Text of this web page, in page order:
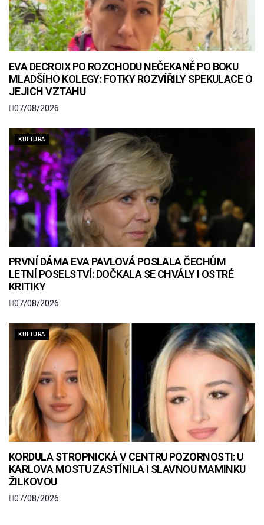
EVA DECROIX PO ROZCHODU NEČEKANĚ PO BOKU
MLADŠÍHO KOLEGY: FOTKY ROZVÍŘILY SPEKULACE O
JEJICH VZTAHU
07/08/2026
KULTURA
PRVNÍ DÁMA EVA PAVLOVÁ POSLALA ČECHŮM
LETNÍ POSELSTVÍ: DOČKALA SE CHVÁLY I OSTRÉ
KRITIKY
07/08/2026
KULTURA
KORDULA STROPNICKÁ V CENTRU POZORNOSTI: U
KARLOVA MOSTU ZASTÍNILA I SLAVNOU MAMINKU
ŽILKOVOU
07/08/2026